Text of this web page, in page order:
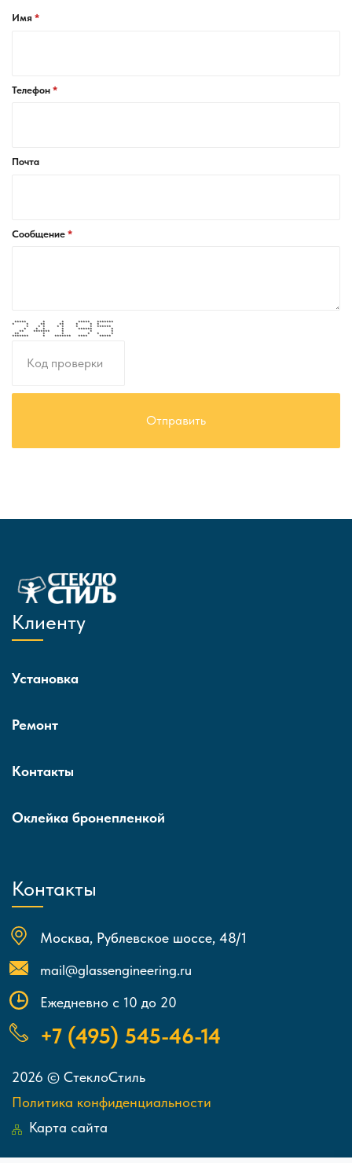
Имя
Телефон
Почта
Сообщение
***** * * ***** *******
* * ** ** * * *
* * * * * * * ******
* * * * ****** *
** ******* * * *
** * * * * *
******* * ******* **** *****
Клиенту
Установка
Ремонт
Контакты
Оклейка бронепленкой
Контакты
Москва, Рублевское шоссе, 48/1
mail@glassengineering.ru
Ежедневно с 10 до 20
+7 (495) 545-46-14
2026 © СтеклоСтиль
Политика конфиденциальности
Карта сайта